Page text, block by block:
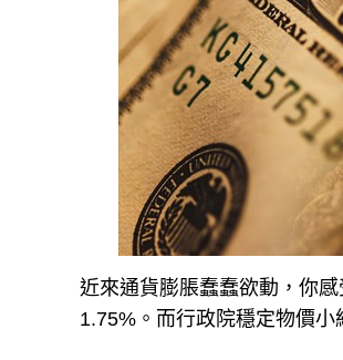
近來通貨膨脹蠢蠢欲動，你
1.75%。而行政院穩定物價